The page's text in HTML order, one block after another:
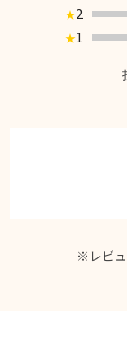
★2
★1
※レビ